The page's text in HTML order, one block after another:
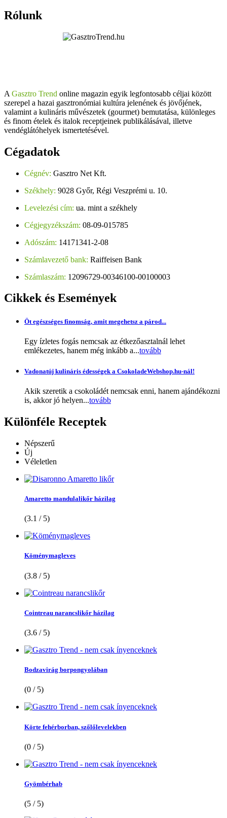
Rólunk
A Gasztro Trend online magazin egyik legfontosabb céljai között
szerepel a hazai gasztronómiai kultúra jelenének és jövőjének,
valamint a kulináris művészetek (gourmet) bemutatása, különleges
és finom ételek és italok receptjeinek publikálásával, illetve
vendéglátóhelyek ismertetésével.
Cégadatok
Cégnév: Gasztro Net Kft.
Székhely: 9028 Győr, Régi Veszprémi u. 10.
Levelezési cím: ua. mint a székhely
Cégjegyzékszám: 08-09-015785
Adószám: 14171341-2-08
Számlavezető bank: Raiffeisen Bank
Számlaszám: 12096729-00346100-00100003
Cikkekés Események
Öt egészséges finomság, amit megehetsz a párod...
Egy ízletes fogás nemcsak az étkezőasztalnál lehet
emlékezetes, hanem még inkább a...tovább
Vadonatúj kulináris édességek a CsokoladeWebshop.hu-nál!
Akik szeretik a csokoládét nemcsak enni, hanem ajándékozni
is, akkor jó helyen...tovább
Különféle Receptek
Népszerű
Új
Véleletlen
Amaretto mandulalikőr házilag
(3.1 / 5)
Köménymagleves
(3.8 / 5)
Cointreau narancslikőr házilag
(3.6 / 5)
Bodzavirág borpongyolában
(0 / 5)
Körte fehérborban, szőlőlevelekben
(0 / 5)
Gyömbérhab
(5 / 5)